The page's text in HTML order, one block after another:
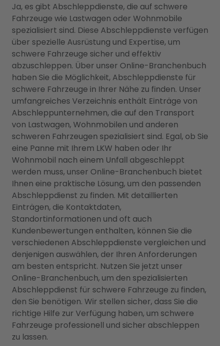
Ja, es gibt Abschleppdienste, die auf schwere
Fahrzeuge wie Lastwagen oder Wohnmobile
spezialisiert sind. Diese Abschleppdienste verfügen
über spezielle Ausrüstung und Expertise, um
schwere Fahrzeuge sicher und effektiv
abzuschleppen. Über unser Online-Branchenbuch
haben Sie die Möglichkeit, Abschleppdienste für
schwere Fahrzeuge in Ihrer Nähe zu finden. Unser
umfangreiches Verzeichnis enthält Einträge von
Abschleppunternehmen, die auf den Transport
von Lastwagen, Wohnmobilen und anderen
schweren Fahrzeugen spezialisiert sind. Egal, ob Sie
eine Panne mit Ihrem LKW haben oder Ihr
Wohnmobil nach einem Unfall abgeschleppt
werden muss, unser Online-Branchenbuch bietet
Ihnen eine praktische Lösung, um den passenden
Abschleppdienst zu finden. Mit detaillierten
Einträgen, die Kontaktdaten,
Standortinformationen und oft auch
Kundenbewertungen enthalten, können Sie die
verschiedenen Abschleppdienste vergleichen und
denjenigen auswählen, der Ihren Anforderungen
am besten entspricht. Nutzen Sie jetzt unser
Online-Branchenbuch, um den spezialisierten
Abschleppdienst für schwere Fahrzeuge zu finden,
den Sie benötigen. Wir stellen sicher, dass Sie die
richtige Hilfe zur Verfügung haben, um schwere
Fahrzeuge professionell und sicher abschleppen
zu lassen.